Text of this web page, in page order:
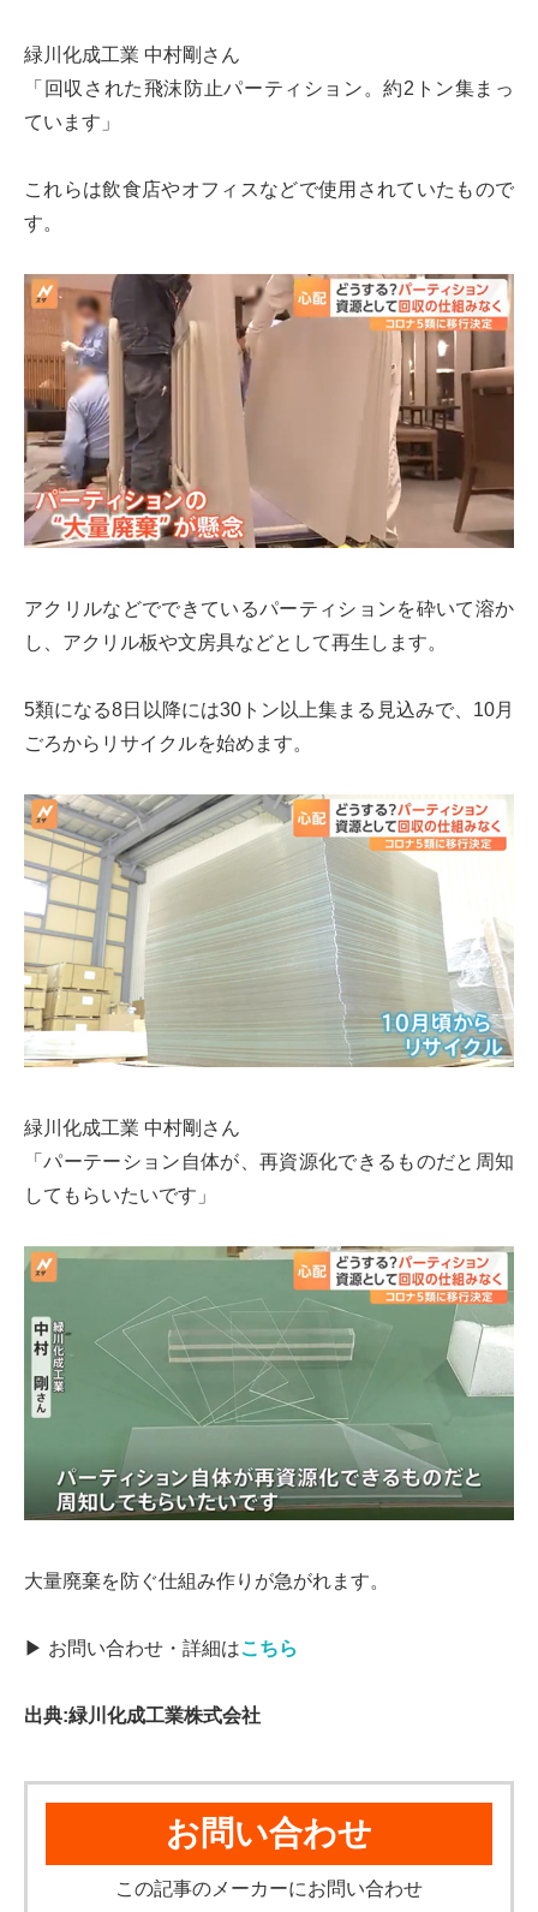
緑川化成工業 中村剛さん
「回収された飛沫防止パーティション。約2トン集まっ
ています」
これらは飲食店やオフィスなどで使用されていたもので
す。
アクリルなどでできているパーティションを砕いて溶か
し、アクリル板や文房具などとして再生します。
5類になる8日以降には30トン以上集まる見込みで、10月
ごろからリサイクルを始めます。
緑川化成工業 中村剛さん
「パーテーション自体が、再資源化できるものだと周知
してもらいたいです」
大量廃棄を防ぐ仕組み作りが急がれます。
▶ お問い合わせ・詳細はこちら
出典:緑川化成工業株式会社
お問い合わせ
この記事のメーカーにお問い合わせ